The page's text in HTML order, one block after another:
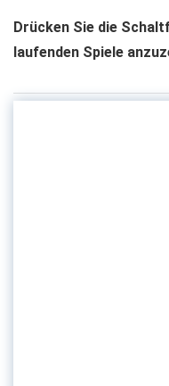
Drücken Sie die
laufenden Spiele